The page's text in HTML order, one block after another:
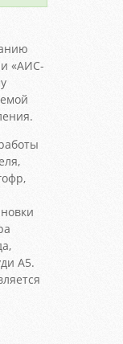
«АИС-
A5.